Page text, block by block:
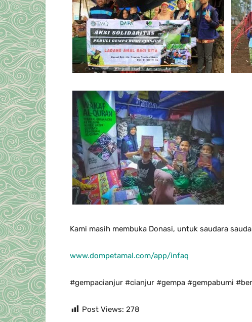
Kami masih membuka Donasi, untuk saudara
www.dompetamal.com/app/infaq
#gempacianjur #cianjur #gempa #gempabumi
Post Views: 278